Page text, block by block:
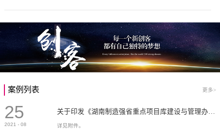
案例列表 更多>
25
2021 - 08 详见附件。